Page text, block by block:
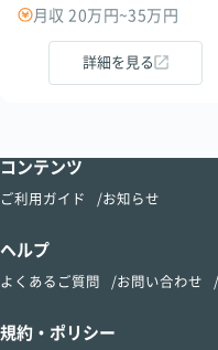
月収 20万円~35万円
詳細を見る
コンテンツ
ご利用ガイド お知らせ
ヘルプ
よくあるご質問 お問い合わせ
規約・ポリシー